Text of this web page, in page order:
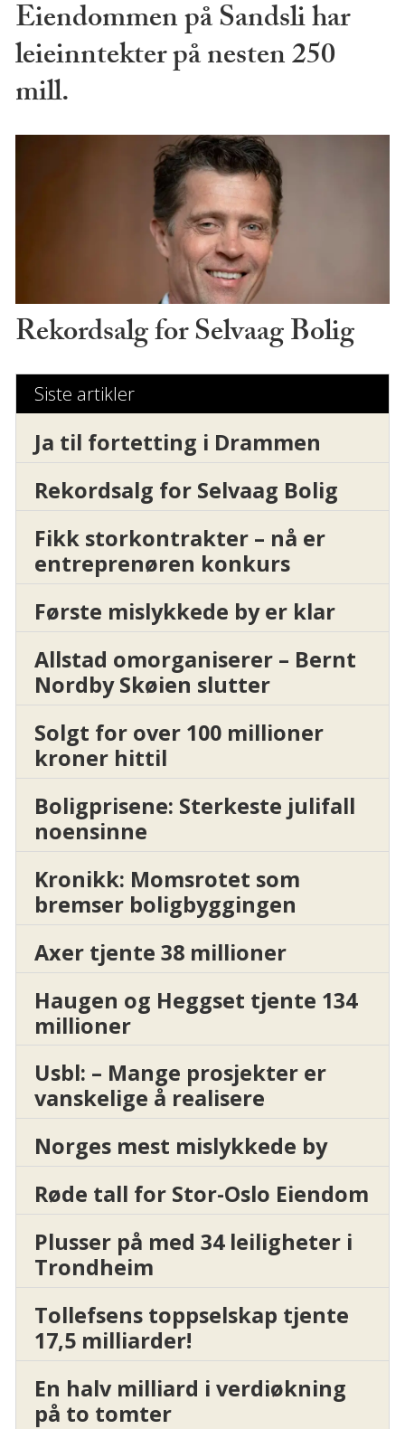
Eiendommen på Sandsli har
leieinntekter på nesten 250
mill.
Rekordsalg for Selvaag Bolig
Siste artikler
Ja til fortetting i Drammen
Rekordsalg for Selvaag Bolig
Fikk storkontrakter – nå er
entreprenøren konkurs
Første mislykkede by er klar
Allstad omorganiserer – Bernt
Nordby Skøien slutter
Solgt for over 100 millioner
kroner hittil
Boligprisene: Sterkeste julifall
noensinne
Kronikk: Momsrotet som
bremser boligbyggingen
Axer tjente 38 millioner
Haugen og Heggset tjente 134
millioner
Usbl: – Mange prosjekter er
vanskelige å realisere
Norges mest mislykkede by
Røde tall for Stor-Oslo Eiendom
Plusser på med 34 leiligheter i
Trondheim
Tollefsens toppselskap tjente
17,5 milliarder!
En halv milliard i verdiøkning
på to tomter